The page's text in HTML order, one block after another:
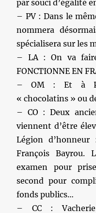
par souci d’égalité
– PV : Dans le
nommera
spécialisera sur les
– LA : On va faire
FONCTIONNE EN
– OM : Et à
« chocolatins » ou
– CO : Deux
viennent d’être
Légion
François Bayrou.
examen pour
second pour
fonds publics…
– CC :